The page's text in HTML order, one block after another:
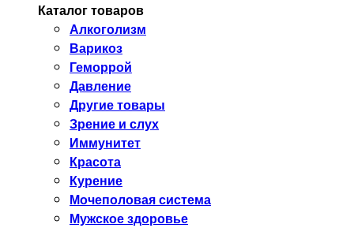
Каталог товаров
Алкоголизм
Варикоз
Геморрой
Давление
Другие товары
Зрение и слух
Иммунитет
Красота
Курение
Мочеполовая система
Мужское здоровье